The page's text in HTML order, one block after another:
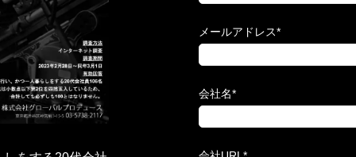
メールアドレス*
会社名*